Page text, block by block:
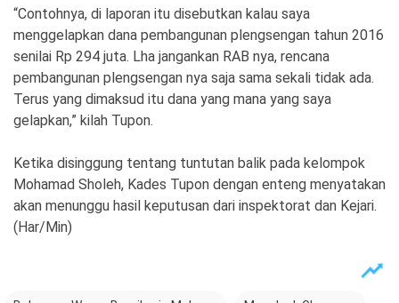
“Contohnya, di laporan itu disebutkan kalau saya
menggelapkan dana pembangunan plengsengan tahun 2016
senilai Rp 294 juta. Lha jangankan RAB nya, rencana
pembangunan plengsengan nya saja sama sekali tidak ada.
Terus yang dimaksud itu dana yang mana yang saya
gelapkan,” kilah Tupon.
Ketika disinggung tentang tuntutan balik pada kelompok
Mohamad Sholeh, Kades Tupon dengan enteng menyatakan
akan menunggu hasil keputusan dari inspektorat dan Kejari.
(Har/Min)